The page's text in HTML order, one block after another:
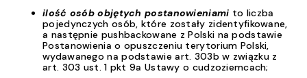
ilość osób objętych postanowieniami to liczba
pojedynczych osób, które zostały zidentyfikowane,
a następnie pushbackowane z Polski na podstawie
Postanowienia o opuszczeniu terytorium Polski,
wydawanego na podstawie art. 303b w związku z
art. 303 ust. 1 pkt 9a Ustawy o cudzoziemcach;